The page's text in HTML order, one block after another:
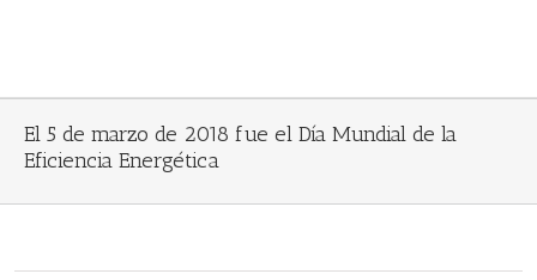
El 5 de marzo de 2018 fue el Día Mundial de la
Eficiencia Energética